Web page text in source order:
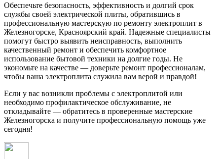
Обеспечьте безопасность, эффективность и долгий срок
службы своей электрической плиты, обратившись в
профессиональную мастерскую по ремонту электроплит в
Железногорске, Красноярский край. Надежные специалисты
помогут быстро выявить неисправность, выполнить
качественный ремонт и обеспечить комфортное
использование бытовой техники на долгие годы. Не
экономьте на качестве — доверьте ремонт профессионалам,
чтобы ваша электроплита служила вам верой и правдой!
Если у вас возникли проблемы с электроплитой или
необходимо профилактическое обслуживание, не
откладывайте — обратитесь в проверенные мастерские
Железногорска и получите профессиональную помощь уже
сегодня!